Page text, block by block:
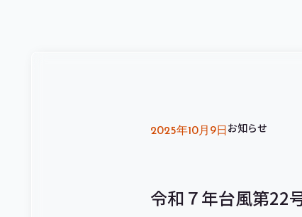
2025年10月9日 お知らせ
令和７年台風第22